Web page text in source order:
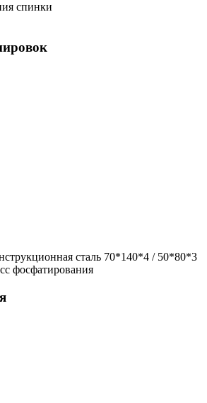
спинки
сталь 70*140*4 / 50*80*3
фосфатирования